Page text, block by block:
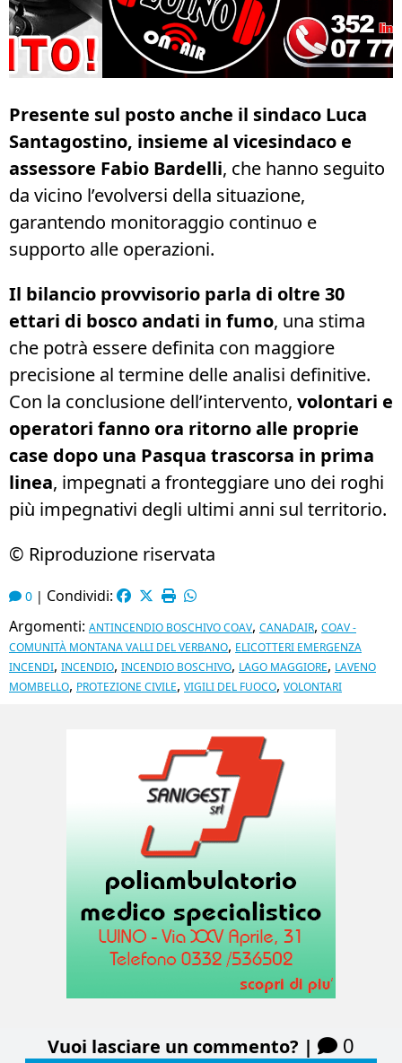
Presente sul posto anche il sindaco Luca
Santagostino, insieme al vicesindaco e
assessore Fabio Bardelli, che hanno seguito
da vicino l’evolversi della situazione,
garantendo monitoraggio continuo e
supporto alle operazioni.
Il bilancio provvisorio parla di oltre 30
ettari di bosco andati in fumo, una stima
che potrà essere definita con maggiore
precisione al termine delle analisi definitive.
Con la conclusione dell’intervento, volontari e
operatori fanno ora ritorno alle proprie
case dopo una Pasqua trascorsa in prima
linea, impegnati a fronteggiare uno dei roghi
più impegnativi degli ultimi anni sul territorio.
© Riproduzione riservata
0 | Condividi:
Argomenti: ANTINCENDIO BOSCHIVO COAV, CANADAIR, COAV -
COMUNITÀ MONTANA VALLI DEL VERBANO, ELICOTTERI EMERGENZA
INCENDI, INCENDIO, INCENDIO BOSCHIVO, LAGO MAGGIORE, LAVENO
MOMBELLO, PROTEZIONE CIVILE, VIGILI DEL FUOCO, VOLONTARI
Vuoi lasciare un commento? | 0